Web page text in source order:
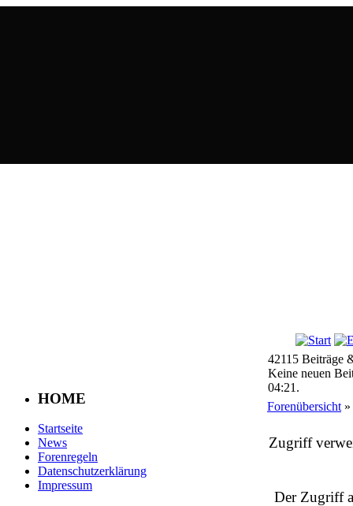
HOME
Startseite
News
Forenregeln
Datenschutzerklärung
Impressum
42115 Beiträge
Keine neuen
04:21.
Forenübersicht
Zugriff
Der Zugriff